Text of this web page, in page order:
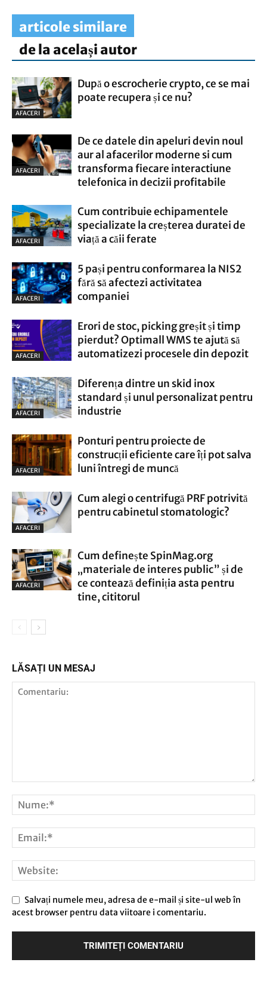
articole similare
de la același autor
AFACERI
După o escrocherie crypto, ce se mai
poate recupera și ce nu?
AFACERI
De ce datele din apeluri devin noul
aur al afacerilor moderne si cum
transforma fiecare interactiune
telefonica in decizii profitabile
AFACERI
Cum contribuie echipamentele
specializate la creșterea duratei de
viață a căii ferate
AFACERI
5 pași pentru conformarea la NIS2
fără să afectezi activitatea
companiei
AFACERI
Erori de stoc, picking greșit și timp
pierdut? Optimall WMS te ajută să
automatizezi procesele din depozit
AFACERI
Diferența dintre un skid inox
standard și unul personalizat pentru
industrie
AFACERI
Ponturi pentru proiecte de
construcții eficiente care îți pot salva
luni întregi de muncă
AFACERI
Cum alegi o centrifugă PRF potrivită
pentru cabinetul stomatologic?
AFACERI
Cum definește SpinMag.org
„materiale de interes public” și de
ce contează definiția asta pentru
tine, cititorul
LĂSAȚI UN MESAJ
Salvați numele meu, adresa de e-mail și site-ul web în
acest browser pentru data viitoare i comentariu.